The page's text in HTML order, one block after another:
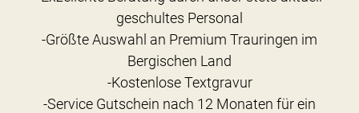
geschultes Personal
-Größte Auswahl an Premium Trauringen im
Bergischen Land
-Kostenlose Textgravur
-Service Gutschein nach 12 Monaten für ein